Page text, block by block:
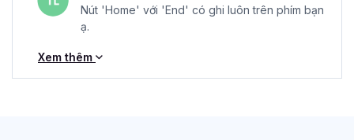
Nút 'Home' với 'End' có ghi luôn trên phím bạn
ạ.
Xem thêm